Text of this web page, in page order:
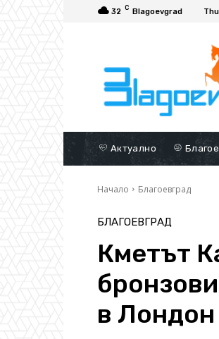
32 C Blagoevgrad
Актуално
Начало Благоевград
БЛАГОЕВГРАД
Кметът
в